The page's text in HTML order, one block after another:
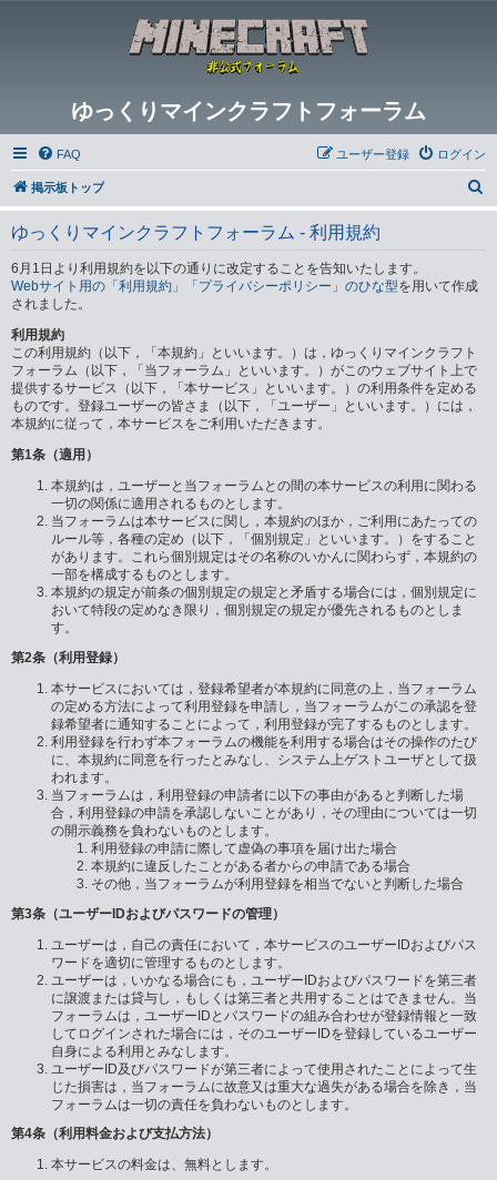
ゆっくりマインクラフトフォーラム
FAQ ログイン
ユーザー登録
掲示板トップ
索
ゆっくりマインクラフトフォーラム - 利用規約
6月1日より利用規約を以下の通りに改定することを告知いたします。
Webサイト用の「利用規約」「プライバシーポリシー」のひな型を用いて作成
されました。
利用規約
この利用規約（以下，「本規約」といいます。）は，ゆっくりマインクラフト
フォーラム（以下，「当フォーラム」といいます。）がこのウェブサイト上で
提供するサービス（以下，「本サービス」といいます。）の利用条件を定める
ものです。登録ユーザーの皆さま（以下，「ユーザー」といいます。）には，
本規約に従って，本サービスをご利用いただきます。
第1条（適用）
本規約は，ユーザーと当フォーラムとの間の本サービスの利用に関わる
一切の関係に適用されるものとします。
当フォーラムは本サービスに関し，本規約のほか，ご利用にあたっての
ルール等，各種の定め（以下，「個別規定」といいます。）をすること
があります。これら個別規定はその名称のいかんに関わらず，本規約の
一部を構成するものとします。
本規約の規定が前条の個別規定の規定と矛盾する場合には，個別規定に
おいて特段の定めなき限り，個別規定の規定が優先されるものとしま
す。
第2条（利用登録）
本サービスにおいては，登録希望者が本規約に同意の上，当フォーラム
の定める方法によって利用登録を申請し，当フォーラムがこの承認を登
録希望者に通知することによって，利用登録が完了するものとします。
利用登録を行わず本フォーラムの機能を利用する場合はその操作のたび
に、本規約に同意を行ったとみなし、システム上ゲストユーザとして扱
われます。
当フォーラムは，利用登録の申請者に以下の事由があると判断した場
合，利用登録の申請を承認しないことがあり，その理由については一切
の開示義務を負わないものとします。
利用登録の申請に際して虚偽の事項を届け出た場合
本規約に違反したことがある者からの申請である場合
その他，当フォーラムが利用登録を相当でないと判断した場合
第3条（ユーザーIDおよびパスワードの管理）
ユーザーは，自己の責任において，本サービスのユーザーIDおよびパス
ワードを適切に管理するものとします。
ユーザーは，いかなる場合にも，ユーザーIDおよびパスワードを第三者
に譲渡または貸与し，もしくは第三者と共用することはできません。当
フォーラムは，ユーザーIDとパスワードの組み合わせが登録情報と一致
してログインされた場合には，そのユーザーIDを登録しているユーザー
自身による利用とみなします。
ユーザーID及びパスワードが第三者によって使用されたことによって生
じた損害は，当フォーラムに故意又は重大な過失がある場合を除き，当
フォーラムは一切の責任を負わないものとします。
第4条（利用料金および支払方法）
本サービスの料金は、無料とします。